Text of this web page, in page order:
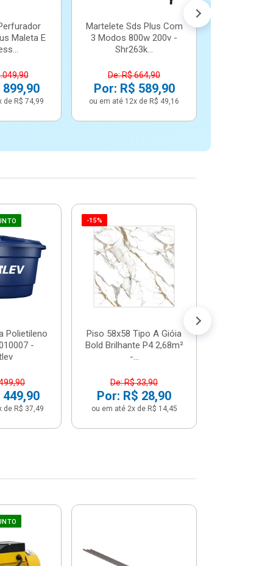
Maleta E
de R$ 74,99
Martelete Sds Plus Com
3 Modos 800w 200v -
Shr263k...
De: R$ 664,90
Por: R$ 589,90
ou em até 12x de R$ 49,16
Polietileno
-
de R$ 37,49
-15%
Piso 58x58 Tipo A Gióia
Bold Brilhante P4 2,68m²
-...
De: R$ 33,90
Por: R$ 28,90
ou em até 2x de R$ 14,45